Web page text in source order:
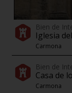
Bien de
Iglesia
Carmona
Bien de
Casa de
Carmona